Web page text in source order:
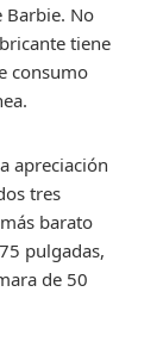
Barbie. No
tiene
consumo
apreciación
tres
barato
pulgadas,
de 50